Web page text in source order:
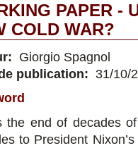
PAPER -
COLD WAR?
Giorgio Spagnol
publication: 31/10/
the end of decades
to President